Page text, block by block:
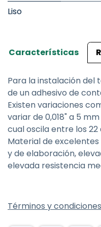
Liso
Características
Para la instalación del
de un adhesivo de
Existen variaciones
variar de 0,018" a 5
cual oscila entre los
Material de
y de elaboración,
elevada resistencia
Términos y condiciones